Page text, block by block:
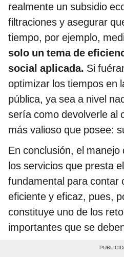
realmente un subsidio
filtraciones y asegurar
tiempo, por ejemplo,
solo un tema de
social aplicada. Si
optimizar los tiempos en
pública, ya sea a nivel
sería como devolverle al
más valioso que posee:
En conclusión, el
los servicios que presta
fundamental para contar
eficiente y eficaz, pues,
constituye uno de los
importantes que se